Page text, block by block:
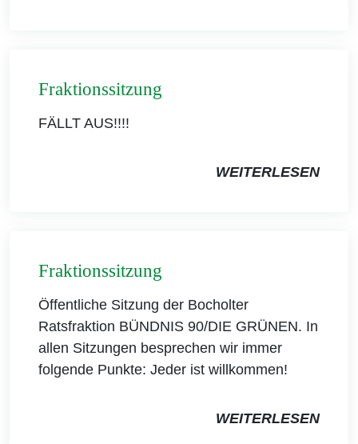
Fraktionssitzung
FÄLLT AUS!!!!
WEITERLESEN
Fraktionssitzung
Öffentliche Sitzung der Bocholter
Ratsfraktion BÜNDNIS 90/DIE GRÜNEN. In
allen Sitzungen besprechen wir immer
folgende Punkte: Jeder ist willkommen!
WEITERLESEN